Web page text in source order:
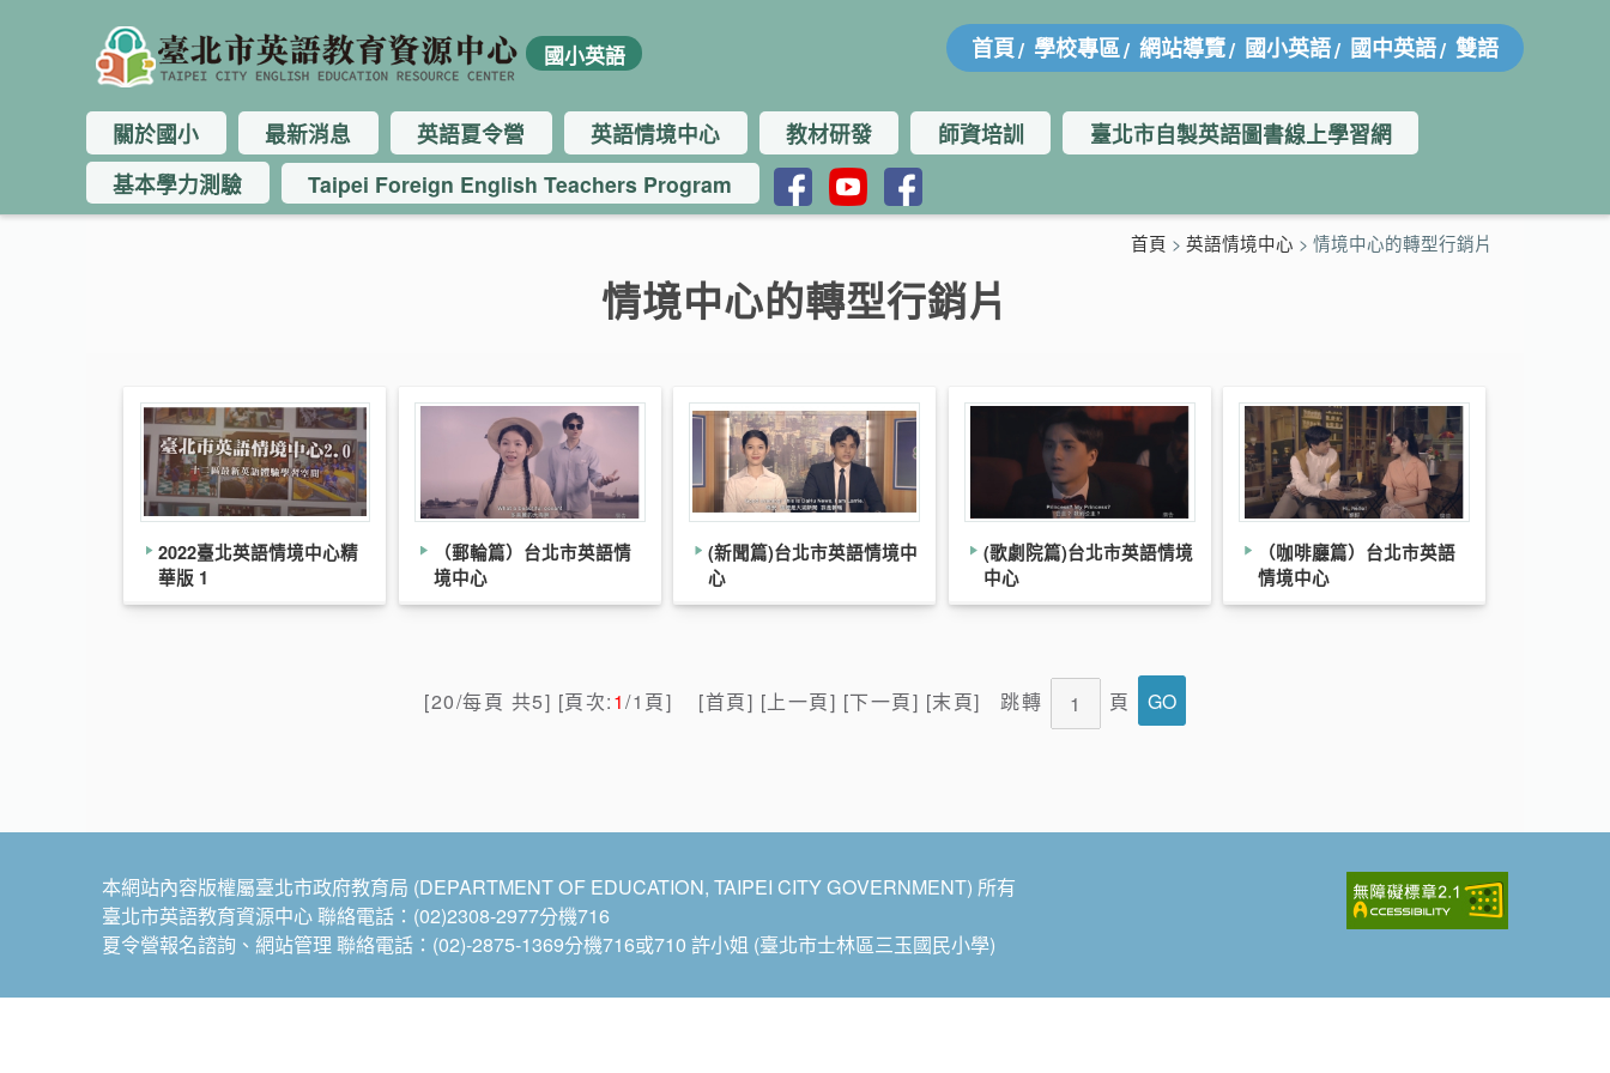
國小英語 :::首頁 學校專區 網站導覽 國小英語 國中英語 雙語
關於國小 最新消息 英語夏令營 英語情境中心 教材研發 師資培訓
臺北市自製英語圖書線上學習網
基本學力測驗
Taipei Foreign English Teachers Program
情境中心的轉型行銷片
首頁 > 英語情境中心 > 情境中心的轉型行銷片
2022臺北英語情境中心精
華版 1
（郵輪篇）台北市英語情
境中心
(新聞篇)台北市英語情境中
心
(歌劇院篇)台北市英語情境
中心
（咖啡廳篇）台北市英語
情境中心
[20/每頁 共5] [頁次:1/1頁] [首頁] [上一頁] [下一頁] [末頁]跳轉 頁
本網站內容版權屬臺北市政府教育局 (DEPARTMENT OF EDUCATION, TAIPEI CITY GOVERNMENT) 所有
臺北市英語教育資源中心 聯絡電話：(02)2308-2977分機716
夏令營報名諮詢、網站管理 聯絡電話：(02)-2875-1369分機716或710 許小姐 (臺北市士林區三玉國民小學)